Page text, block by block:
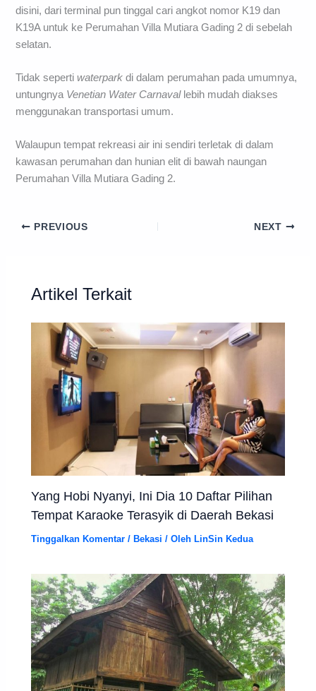
disini, dari terminal pun tinggal cari angkot nomor K19 dan
K19A untuk ke Perumahan Villa Mutiara Gading 2 di sebelah
selatan.
Tidak sepertiwaterpark di dalam perumahan pada umumnya,
untungnya Venetian Water Carnavallebih mudah diakses
menggunakan transportasi umum.
Walaupun tempat rekreasi air ini sendiri terletak di dalam
kawasan perumahan dan hunian elit di bawah naungan
Perumahan Villa Mutiara Gading 2.
PREVIOUS NEXT
Artikel Terkait
Yang Hobi Nyanyi, Ini Dia 10 Daftar Pilihan
Tempat Karaoke Terasyik di Daerah Bekasi
Tinggalkan Komentar /Bekasi / OlehLinSin Kedua